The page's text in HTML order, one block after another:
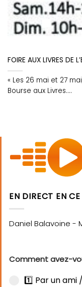
FOIRE AUX LIVRES DE
« Les 26 mai et 27
Bourse aux Livres....
EN DIRECT EN
Comment avez-
1️⃣ Par un